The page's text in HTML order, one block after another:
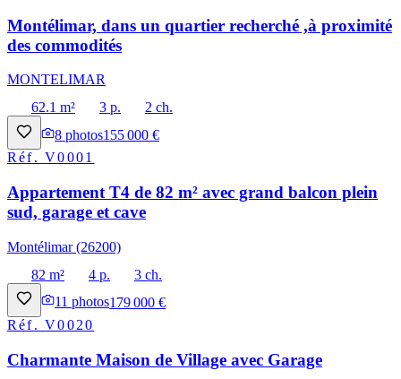
Montélimar, dans un quartier recherché ,à proximité
des commodités
MONTELIMAR
62.1 m²
3 p.
2 ch.
8 photos155 000 €
Réf.V0001
Appartement T4 de 82 m² avec grand balcon plein
sud, garage et cave
Montélimar (26200)
82 m²
4 p.
3 ch.
11 photos179 000 €
Réf.V0020
Charmante Maison de Village avec Garage